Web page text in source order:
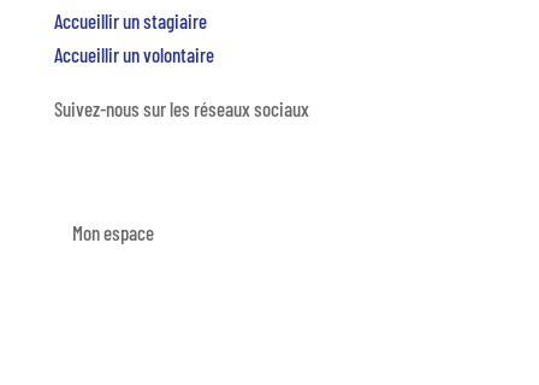
Accueillir un stagiaire
Accueillir un volontaire
Suivez-nous sur les réseaux sociaux
Mon espace